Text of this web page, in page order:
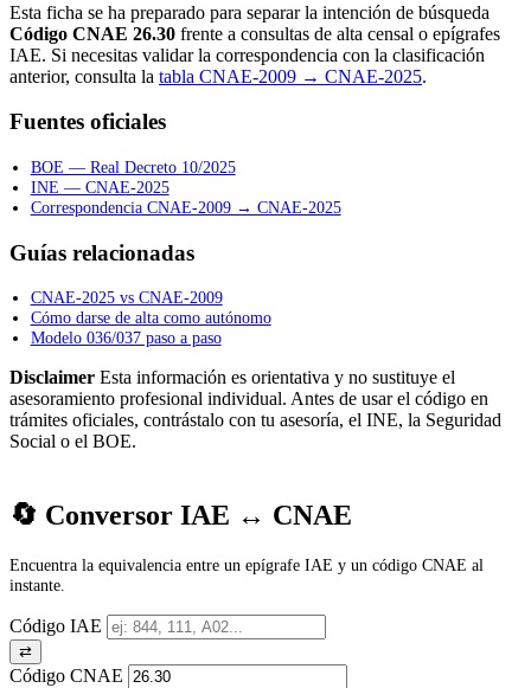
Esta ficha se ha preparado para separar la intención de búsqueda
Código CNAE 26.30 frente a consultas de alta censal o epígrafes
IAE. Si necesitas validar la correspondencia con la clasificación
anterior, consulta la tabla CNAE-2009 → CNAE-2025.
Fuentes oficiales
BOE — Real Decreto 10/2025
INE — CNAE-2025
Correspondencia CNAE-2009 → CNAE-2025
Guías relacionadas
CNAE-2025 vs CNAE-2009
Cómo darse de alta como autónomo
Modelo 036/037 paso a paso
Disclaimer Esta información es orientativa y no sustituye el
asesoramiento profesional individual. Antes de usar el código en
trámites oficiales, contrástalo con tu asesoría, el INE, la Seguridad
Social o el BOE.
🔄 Conversor IAE ↔ CNAE
Encuentra la equivalencia entre un epígrafe IAE y un código CNAE al
instante.
Código IAE
⇄
Código CNAE